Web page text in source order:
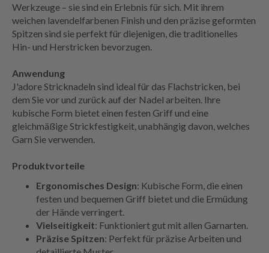
Werkzeuge – sie sind ein Erlebnis für sich. Mit ihrem
weichen lavendelfarbenen Finish und den präzise geformten
Spitzen sind sie perfekt für diejenigen, die traditionelles
Hin- und Herstricken bevorzugen.
Anwendung
J'adore Stricknadeln sind ideal für das Flachstricken, bei
dem Sie vor und zurück auf der Nadel arbeiten. Ihre
kubische Form bietet einen festen Griff und eine
gleichmäßige Strickfestigkeit, unabhängig davon, welches
Garn Sie verwenden.
Produktvorteile
Ergonomisches Design: Kubische Form, die einen
festen und bequemen Griff bietet und die Ermüdung
der Hände verringert.
Vielseitigkeit: Funktioniert gut mit allen Garnarten.
Präzise Spitzen: Perfekt für präzise Arbeiten und